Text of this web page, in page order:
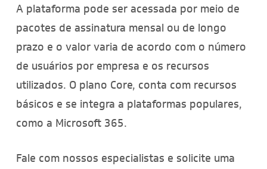
A plataforma pode ser acessada por meio de
pacotes de assinatura mensal ou de longo
prazo e o valor varia de acordo com o número
de usuários por empresa e os recursos
utilizados. O plano Core, conta com recursos
básicos e se integra a plataformas populares,
como a Microsoft 365.
Fale com nossos especialistas e solicite uma